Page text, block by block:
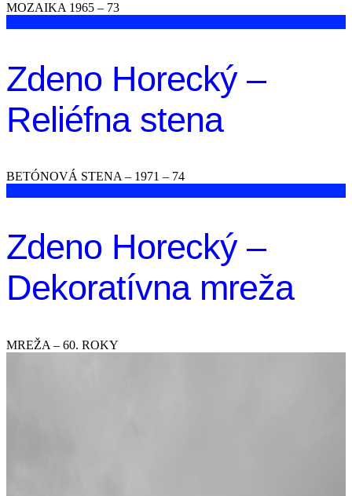
MOZAIKA 1965 – 73
Zdeno Horecký –
Reliéfna stena
BETÓNOVÁ STENA – 1971 – 74
Zdeno Horecký –
Dekoratívna mreža
MREŽA – 60. ROKY